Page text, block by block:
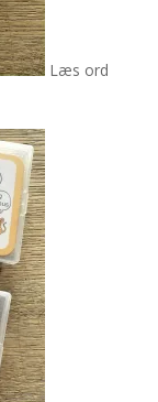
Læs ord